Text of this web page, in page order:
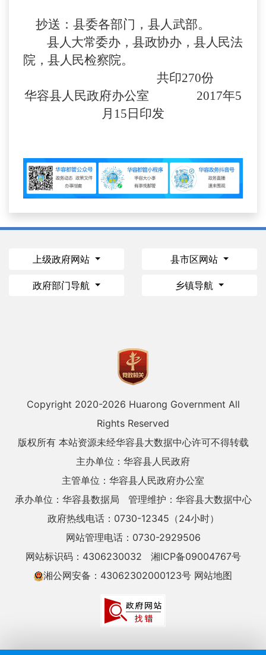
抄送：县委各部门，县人武部。
县人大常委办，县政协办，县人民法
院，县人民检察院。
共印270份
华容县人民政府办公室 2017年5
月15日印发
上级政府网站 县市区网站
政府部门导航 乡镇导航
Copyright 2020-2026 Huarong Government All
Rights Reserved
版权所有 本站资源未经华容县大数据中心许可不得转载
主办单位：华容县人民政府
主管单位：华容县人民政府办公室
承办单位：华容县数据局
管理维护：华容县大数据中心
政府热线电话：0730-12345（24小时）
网站管理电话：0730-2929506
网站标识码：4306230032
湘ICP备09004767号
湘公网安备：43062302000123号 网站地图